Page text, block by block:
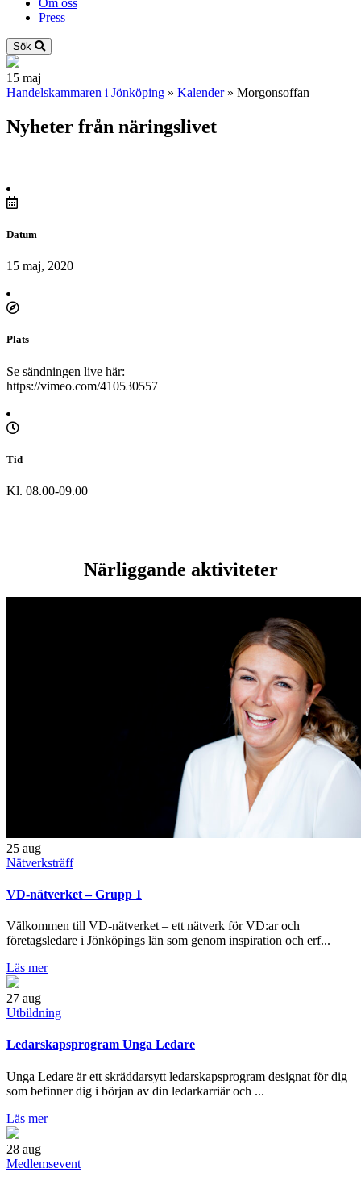
Om oss
Press
Sök
15 maj
Handelskammaren i Jönköping » Kalender » Morgonsoffan
Nyheter från näringslivet
Datum
15 maj, 2020
Plats
Se sändningen live här:
https://vimeo.com/410530557
Tid
Kl. 08.00-09.00
Närliggande aktiviteter
25 aug
Nätverksträff
VD-nätverket – Grupp 1
Välkommen till VD-nätverket – ett nätverk för VD:ar och
företagsledare i Jönköpings län som genom inspiration och erf...
Läs mer
27 aug
Utbildning
Ledarskapsprogram Unga Ledare
Unga Ledare är ett skräddarsytt ledarskapsprogram designat för dig
som befinner dig i början av din ledarkarriär och ...
Läs mer
28 aug
Medlemsevent